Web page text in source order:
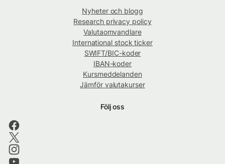
Nyheter och blogg
Research privacy policy
Valutaomvandlare
International stock ticker
SWIFT/BIC-koder
IBAN-koder
Kursmeddelanden
Jämför valutakurser
Följ oss